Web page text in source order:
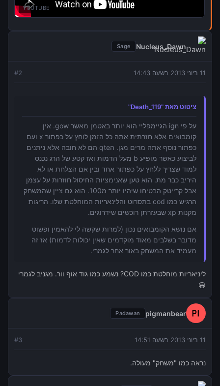
YOUTUBE
Nucleus_Dawn
Sage
11 ביוני 2013 בשעה 14:43 #2
ציטוט מאת "Death_119"
על פי ign הגיימפליי הוא יותר באטמן מאשר gow. אין
קומבואים אלא חזרתית אתה כל הזמן לוחץ על כפתור x ועם
כפתור נוסף אתה מרים מגן. הqte הם לא חובה אלא ניתנים
לביצוע כאשר מופיע b מעל הדמות ואז קטע של הרג נכנס
למוד שצריך ללחץ על כפתור אחד ובין אם הצלחת או לא
היריב כבר מת. הוא טען שאנימציות החיסול חוזרות על עצמן
אבל קרייטק הבטיחו שיהיו יותר מ100. הוא גם ציין שהמשחק
הרגיש כמו cod בתסרוט והלינאריות המוחלטת שלו. הריגות
מקנות xp שבעזרתן רוכשים שידרוגים.
אם נושא הקומבואים נכון (למרות שקשה לי להאמין ופשוט
מדובר בשלבים מאוד מוקדמים שאין יכולות לדמות) אז זה
מעמיד את המשחק באור אחר לגמרי.
ליניאריות מוחלטת כמו COD? נשמע כמו גוד אוף וור. מגניב לגמרי
😃
pigmanbear
Padawan
11 ביוני 2013 בשעה 14:51 #3
נראה כמו "משחק" מעולה.